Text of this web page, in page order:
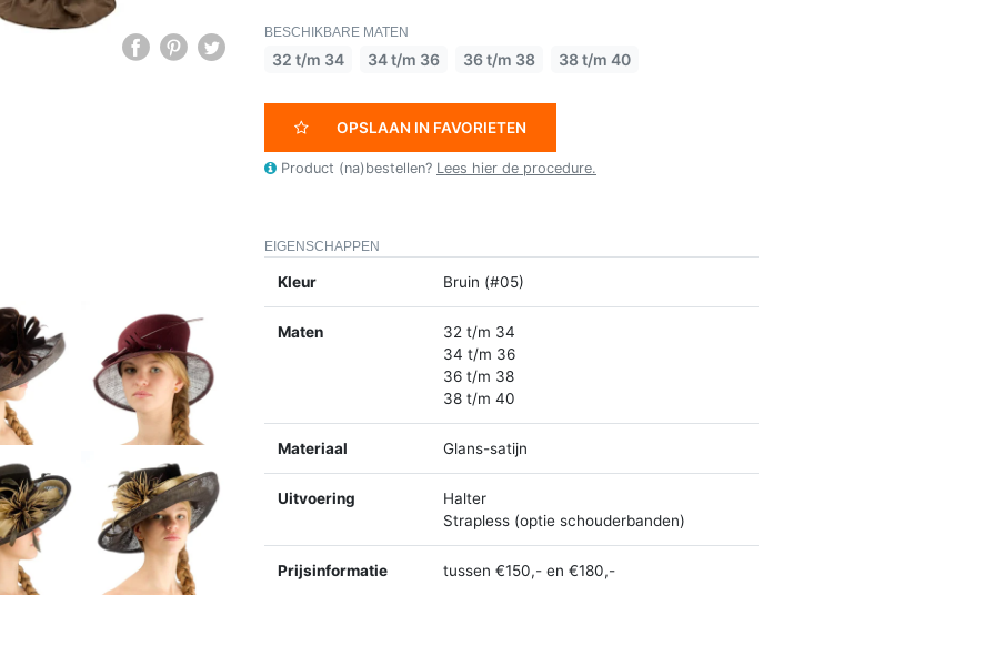
BESCHIKBARE MATEN
32 t/m 34 34 t/m 36 36 t/m 38 38 t/m 40
OPSLAAN IN FAVORIETEN
Product (na)bestellen? Lees hier de procedure.
EIGENSCHAPPEN
Kleur Bruin (#05)
Maten
32 t/m 34
34 t/m 36
36 t/m 38
38 t/m 40
Materiaal Glans-satijn
Uitvoering
Halter
Strapless (optie schouderbanden)
Prijsinformatie tussen €150,- en €180,-